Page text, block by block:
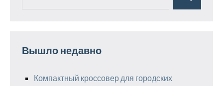
Поиск
Вышло недавно
Компактный кроссовер для городских